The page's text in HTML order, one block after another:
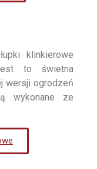
klinkierowe
to świetna
wersji ogrodzeń
wykonane ze